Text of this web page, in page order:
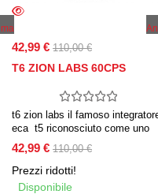
42,99 € 110,00 €
T6 ZION LABS 60CPS
t6 zion labs il famoso
eca t5 riconosciuto come uno
dei migliori bruciagrassi in
commercio è stato arricchito con
l’aggiunta di dmaa estratto di
geranio.
42,99 € 110,00 €
Prezzi ridotti!
Disponibile